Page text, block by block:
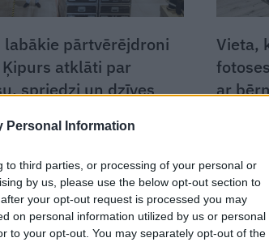
Personal Information
to third parties, or processing of your personal or
by us, please use the below opt-out section to
your opt-out request is processed you may
on personal information utilized by us or personal
to your opt-out. You may separately opt-out of the
labākie pārtvērējdroni
atklāti par
spriedzi un dzīves
Vieta,
ar